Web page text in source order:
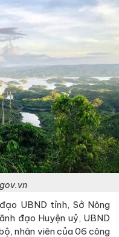
UBND tỉnh, Sở Nông
đạo Huyện uỷ, UBND
nhân viên của 06 công